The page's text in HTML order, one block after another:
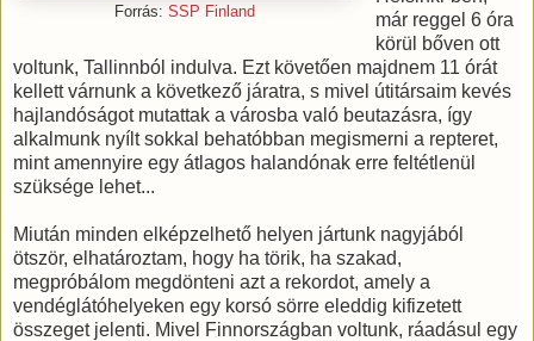
Forrás: SSP Finland
már reggel 6 óra
körül bőven ott
voltunk, Tallinnból indulva. Ezt követően majdnem 11 órát
kellett várnunk a következő járatra, s mivel útitársaim kevés
hajlandóságot mutattak a városba való beutazásra, így
alkalmunk nyílt sokkal behatóbban megismerni a repteret,
mint amennyire egy átlagos halandónak erre feltétlenül
szüksége lehet...
Miután minden elképzelhető helyen jártunk nagyjából
ötször, elhatároztam, hogy ha törik, ha szakad,
megpróbálom megdönteni azt a rekordot, amely a
vendéglátóhelyeken egy korsó sörre eleddig kifizetett
összeget jelenti. Mivel Finnországban voltunk, ráadásul egy